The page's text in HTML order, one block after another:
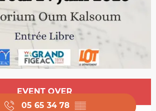
& contact details
EVENT OVER
05 65 34 78 ▒▒